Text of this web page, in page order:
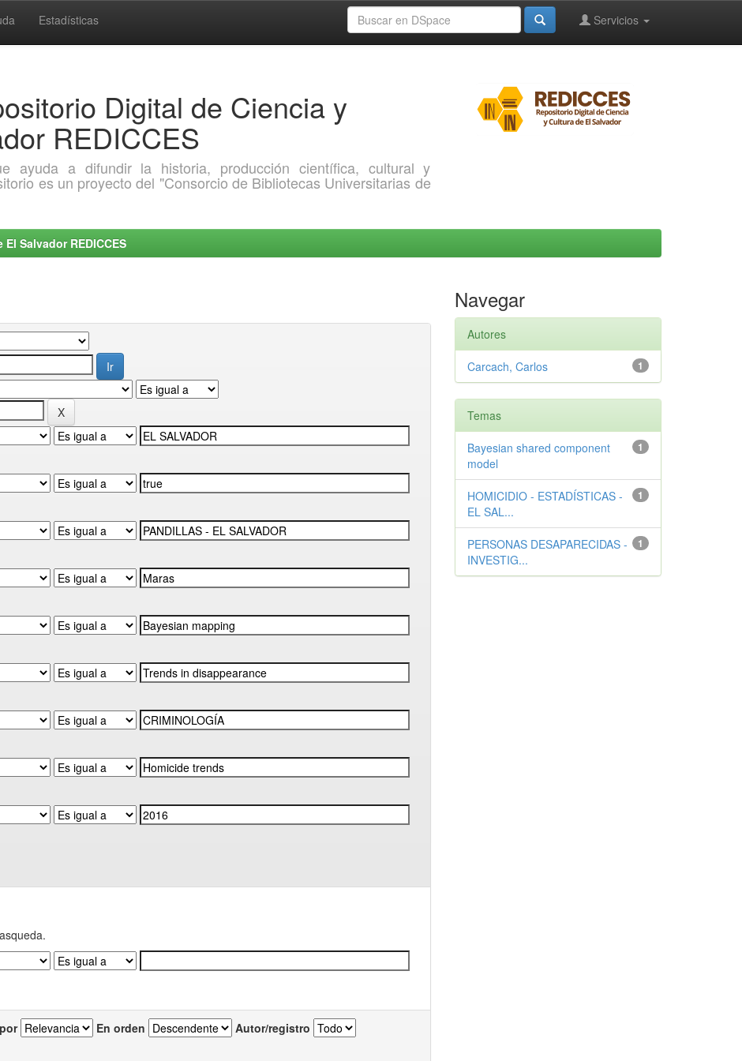
Estadísticas Servicios
Digital de Ciencia y
REDICCES
ayuda a difundir la historia, producción científica, cultural y
es un proyecto del "Consorcio de Bibliotecas Universitarias de
Salvador REDICCES
En orden Autor/registro
Navegar
Autores
1
Carcach, Carlos
Temas
1
Bayesian shared component
model
1
HOMICIDIO - ESTADÍSTICAS -
EL SAL...
1
PERSONAS DESAPARECIDAS -
INVESTIG...